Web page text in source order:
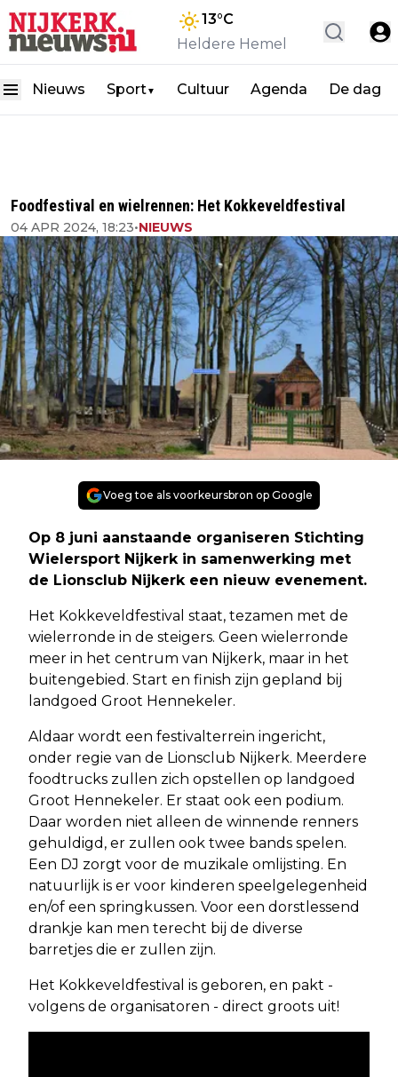
13°C
Heldere Hemel
Nieuws Sport▼ Cultuur Agenda De dag
Foodfestival en wielrennen: Het Kokkeveldfestival
04 APR 2024, 18:23•NIEUWS
Voeg toe als voorkeursbron op Google
Op 8 juni aanstaande organiseren Stichting
Wielersport Nijkerk in samenwerking met
de Lionsclub Nijkerk een nieuw evenement.
Het Kokkeveldfestival staat, tezamen met de
wielerronde in de steigers. Geen wielerronde
meer in het centrum van Nijkerk, maar in het
buitengebied. Start en finish zijn gepland bij
landgoed Groot Hennekeler.
Aldaar wordt een festivalterrein ingericht,
onder regie van de Lionsclub Nijkerk. Meerdere
foodtrucks zullen zich opstellen op landgoed
Groot Hennekeler. Er staat ook een podium.
Daar worden niet alleen de winnende renners
gehuldigd, er zullen ook twee bands spelen.
Een DJ zorgt voor de muzikale omlijsting. En
natuurlijk is er voor kinderen speelgelegenheid
en/of een springkussen. Voor een dorstlessend
drankje kan men terecht bij de diverse
barretjes die er zullen zijn.
Het Kokkeveldfestival is geboren, en pakt -
volgens de organisatoren - direct groots uit!